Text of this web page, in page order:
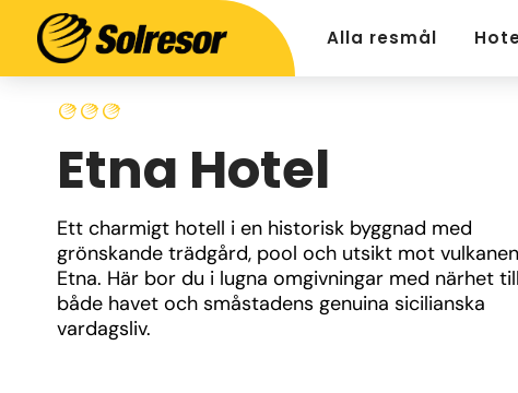
Alla resmål
Etna Hotel
Ett charmigt hotell i en historisk byggnad med
grönskande trädgård, pool och utsikt mot vulkanen
Etna. Här bor du i lugna omgivningar med närhet till
både havet och småstadens genuina sicilianska
vardagsliv.